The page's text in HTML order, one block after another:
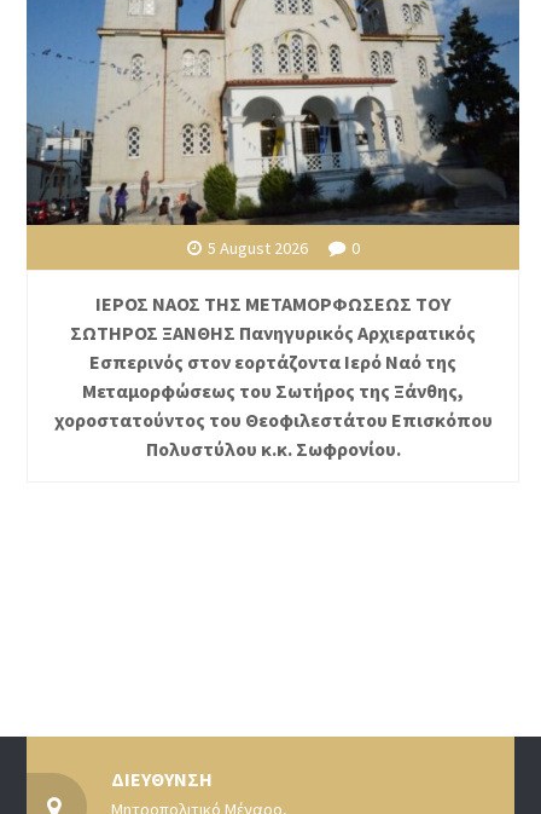
5 August 2026 0
ΙΕΡΟΣ ΝΑΟΣ ΤΗΣ ΜΕΤΑΜΟΡΦΩΣΕΩΣ ΤΟΥ
ΣΩΤΗΡΟΣ ΞΑΝΘΗΣ Πανηγυρικός Αρχιερατικός
Εσπερινός στον εορτάζοντα Ιερό Ναό της
Μεταμορφώσεως του Σωτήρος της Ξάνθης,
χοροστατούντος του Θεοφιλεστάτου Επισκόπου
Πολυστύλου κ.κ. Σωφρονίου.
ΔΙΕΥΘΥΝΣΗ
Μητροπολιτικό Μέγαρο,